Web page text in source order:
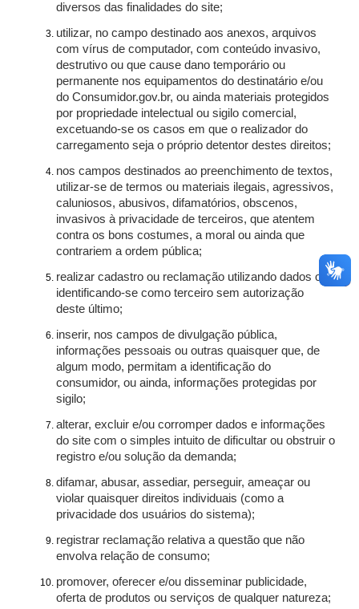
diversos das finalidades do site;
utilizar, no campo destinado aos anexos, arquivos
com vírus de computador, com conteúdo invasivo,
destrutivo ou que cause dano temporário ou
permanente nos equipamentos do destinatário e/ou
do Consumidor.gov.br, ou ainda materiais protegidos
por propriedade intelectual ou sigilo comercial,
excetuando-se os casos em que o realizador do
carregamento seja o próprio detentor destes direitos;
nos campos destinados ao preenchimento de textos,
utilizar-se de termos ou materiais ilegais, agressivos,
caluniosos, abusivos, difamatórios, obscenos,
invasivos à privacidade de terceiros, que atentem
contra os bons costumes, a moral ou ainda que
contrariem a ordem pública;
realizar cadastro ou reclamação utilizando dados ou
identificando-se como terceiro sem autorização
deste último;
inserir, nos campos de divulgação pública,
informações pessoais ou outras quaisquer que, de
algum modo, permitam a identificação do
consumidor, ou ainda, informações protegidas por
sigilo;
alterar, excluir e/ou corromper dados e informações
do site com o simples intuito de dificultar ou obstruir o
registro e/ou solução da demanda;
difamar, abusar, assediar, perseguir, ameaçar ou
violar quaisquer direitos individuais (como a
privacidade dos usuários do sistema);
registrar reclamação relativa a questão que não
envolva relação de consumo;
promover, oferecer e/ou disseminar publicidade,
oferta de produtos ou serviços de qualquer natureza;